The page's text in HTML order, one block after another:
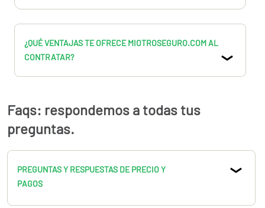
¿QUÉ VENTAJAS TE OFRECE MIOTROSEGURO.COM AL
CONTRATAR?
Faqs: respondemos a todas tus
preguntas.
PREGUNTAS Y RESPUESTAS DE PRECIO Y
PAGOS